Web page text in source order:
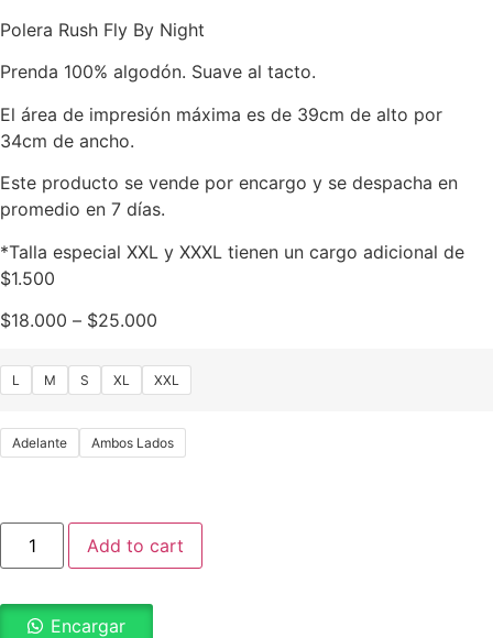
Polera Rush Fly By Night
Prenda 100% algodón. Suave al tacto.
El área de impresión máxima es de 39cm de alto por
34cm de ancho.
Este producto se vende por encargo y se despacha en
promedio en 7 días.
*Talla especial XXL y XXXL tienen un cargo adicional de
$1.500
$18.000 – $25.000
L M S XL XXL
Adelante Ambos Lados
Add to cart
Encargar